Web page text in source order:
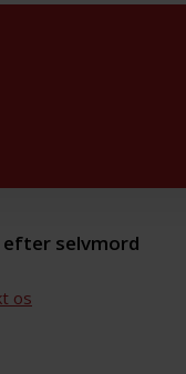
selvmord
os